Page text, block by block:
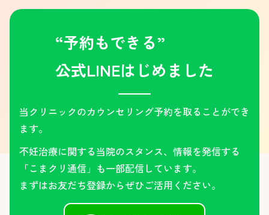
“予約もできる”
公式LINEはじめました
当クリニックのカウンセリング予約を取ることができ
ます。
不妊治療に関する当院のスタンス、情報を発信する
「こまクリ通信」も一部配信しています。
まずはお友だち登録からぜひご活用ください。